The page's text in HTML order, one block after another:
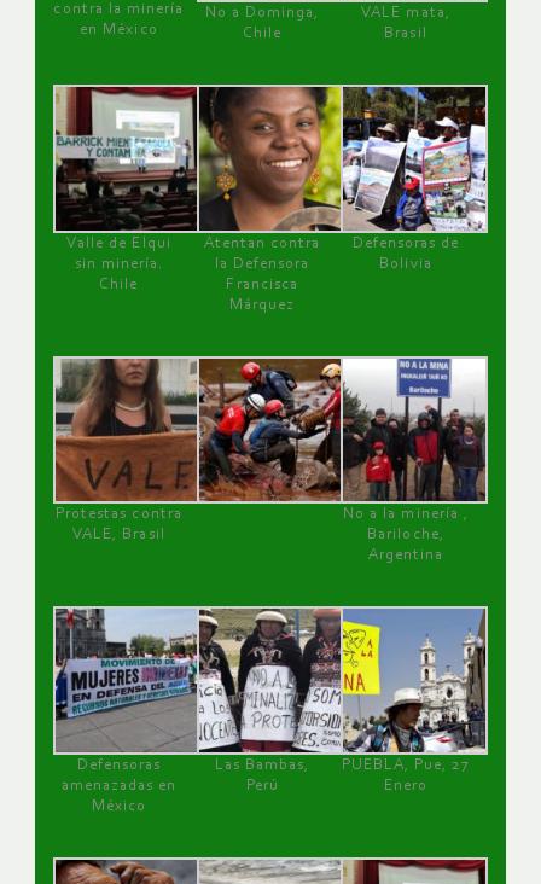
contra la minería
en México
No a Dominga,
Chile
VALE mata,
Brasil
Valle de Elqui
sin minería.
Chile
Atentan contra
la Defensora
Francisca
Márquez
Defensoras de
Bolivia
Protestas contra
VALE, Brasil
No a la minería ,
Bariloche,
Argentina
Defensoras
amenazadas en
México
Las Bambas,
Perú
PUEBLA, Pue, 27
Enero